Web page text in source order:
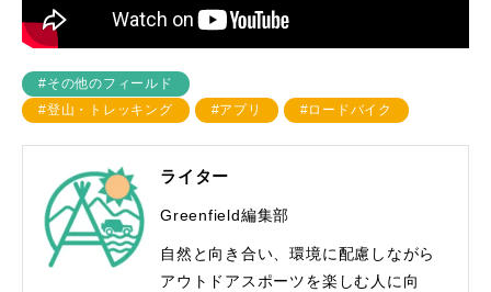
#その他のフィールド
#登山・トレッキング
#アプリ #ロードバイク
ライター
Greenfield編集部
自然と向き合い、環境に配慮しながら
アウトドアスポーツを楽しむ人に向